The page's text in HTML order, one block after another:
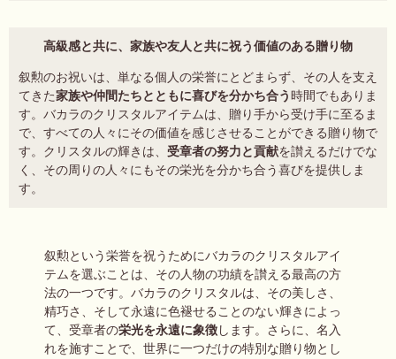
高級感と共に、家族や友人と共に祝う価値のある贈り物
叙勲のお祝いは、単なる個人の栄誉にとどまらず、その人を支え
てきた家族や仲間たちとともに喜びを分かち合う 時間でもありま
す。バカラのクリスタルアイテムは、贈り手から受け手に至るま
で、すべての人々にその価値を感じさせることができる贈り物で
す。クリスタルの輝きは、 受章者の努力と貢献を讃えるだけでな
く、その周りの人々にもその栄光を分かち合う喜びを提供しま
す。
叙勲という栄誉を祝うためにバカラのクリスタルアイ
テムを選ぶことは、その人物の功績を讃える最高の方
法の一つです。バカラのクリスタルは、その美しさ、
精巧さ、そして永遠に色褪せることのない輝きによっ
て、受章者の栄光を永遠に象徴 します。さらに、名入
れを施すことで、世界に一つだけの特別な贈り物とし